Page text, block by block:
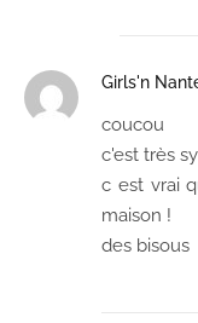
Girls'n
coucou
c'est très
c est vrai
maison !
des bisous